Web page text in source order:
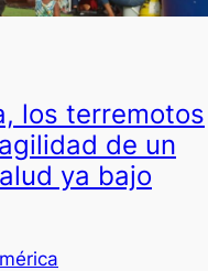
los terremotos
de un
ya bajo